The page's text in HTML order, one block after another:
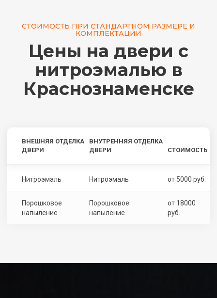
СТОИМОСТЬ ПРИ СТАНДАРТНОМ РАЗМЕРЕ И
КОМПЛЕКТАЦИИ
Цены на двери с
нитроэмалью в
Краснознаменске
ВНЕШНЯЯ ОТДЕЛКА
ДВЕРИ
ВНУТРЕННЯЯ ОТДЕЛКА
ДВЕРИ
СТОИМОСТЬ
Нитроэмаль Нитроэмаль от 5000 руб.
Порошковое
напыление
Порошковое
напыление
от 18000
руб.